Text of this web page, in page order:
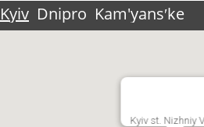
Kyiv Dnipro Kam'yansʹke
Kyiv st. Nizhniy